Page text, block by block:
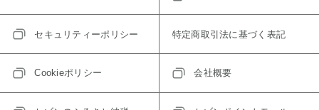
セキュリティーポリシー 特定商取引法に基づく表記
Cookieポリシー 会社概要